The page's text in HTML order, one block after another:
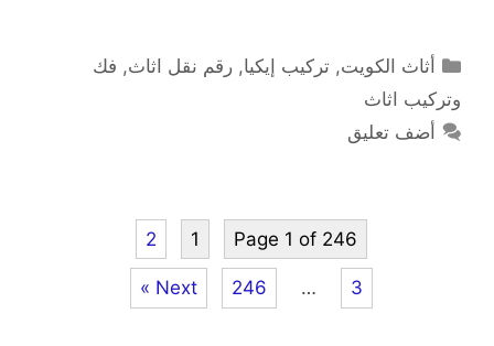
التصنيفات
أثاث الكويت,تركيب إيكيا,رقم نقل اثاث, فك
وتركيب اثاث
أضف تعليق
Page 1 of 246
1
2
3
…
246
Next »